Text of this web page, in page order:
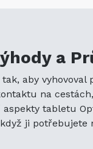
nastaveních
Dostatečný
rozšíření
fotografie,
Výhody volby
a
aby
na
tabletu
ji potřebujete